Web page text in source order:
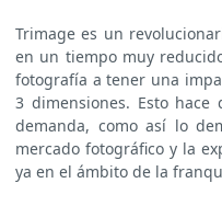
Trimage es un
en un tiempo muy
fotografía a tener una
3 dimensiones. Esto
demanda, como así lo
mercado fotográfico y la
ya en el ámbito de la